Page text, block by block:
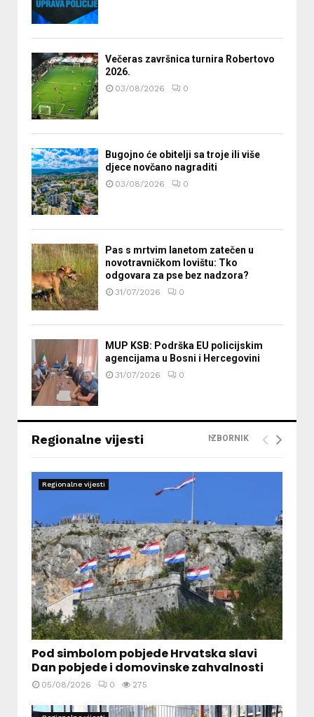
Večeras završnica turnira Robertovo
2026.
03/08/2026 0
Bugojno će obitelji sa troje ili više
djece novčano nagraditi
03/08/2026 0
Pas s mrtvim lanetom zatečen u
novotravničkom lovištu: Tko
odgovara za pse bez nadzora?
31/07/2026 0
MUP KSB: Podrška EU policijskim
agencijama u Bosni i Hercegovini
31/07/2026 0
Regionalne vijesti IZBORNIK
Regionalne vijesti
Pod simbolom pobjede Hrvatska slavi
Dan pobjede i domovinske zahvalnosti
05/08/2026 0 275